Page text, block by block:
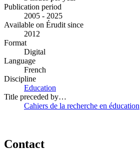
Publication period
2005 - 2025
Available on Érudit since
2012
Format
Digital
Language
French
Discipline
Education
Title preceded by…
Cahiers de la recherche en éducation
Contact